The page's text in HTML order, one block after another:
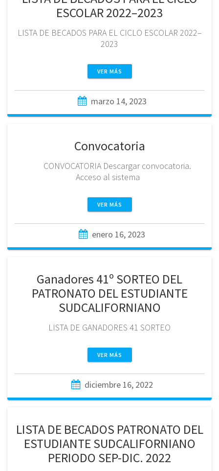
ESCOLAR 2022–2023
LISTA DE BECADOS PARA EL CICLO ESCOLAR 2022–
2023
VER MÁS
marzo 14, 2023
Convocatoria
CONVOCATORIA Descargar convocatoria.
Acceso al sistema
VER MÁS
enero 16, 2023
Ganadores 41º SORTEO DEL
PATRONATO DEL ESTUDIANTE
SUDCALIFORNIANO
LISTA DE GANADORES 41 SORTEO
VER MÁS
diciembre 16, 2022
LISTA DE BECADOS PATRONATO DEL
ESTUDIANTE SUDCALIFORNIANO
PERIODO SEP-DIC. 2022